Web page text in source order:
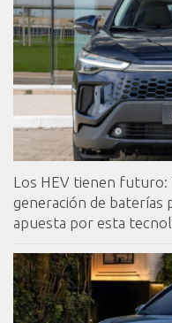
Los HEV tienen futuro:
generación de baterías
apuesta por esta